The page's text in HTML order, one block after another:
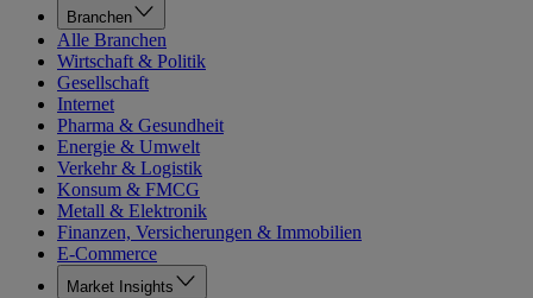
Branchen
Alle Branchen
Wirtschaft & Politik
Gesellschaft
Internet
Pharma & Gesundheit
Energie & Umwelt
Verkehr & Logistik
Konsum & FMCG
Metall & Elektronik
Finanzen, Versicherungen & Immobilien
E-Commerce
Market Insights